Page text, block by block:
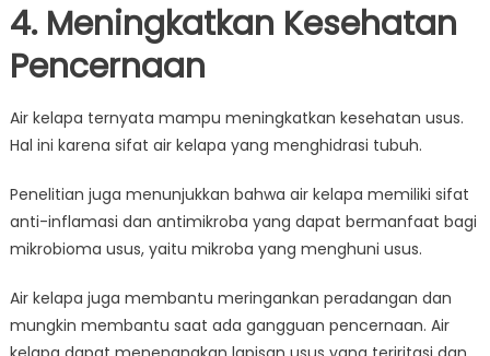
4. Meningkatkan Kesehatan
Pencernaan
Air kelapa ternyata mampu meningkatkan kesehatan usus.
Hal ini karena sifat air kelapa yang menghidrasi tubuh.
Penelitian juga menunjukkan bahwa air kelapa memiliki sifat
anti-inflamasi dan antimikroba yang dapat bermanfaat bagi
mikrobioma usus, yaitu mikroba yang menghuni usus.
Air kelapa juga membantu meringankan peradangan dan
mungkin membantu saat ada gangguan pencernaan. Air